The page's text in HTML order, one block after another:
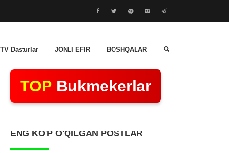
TV Dasturlar JONLI EFIR BOSHQALAR
TOP Bukmekerlar
ENG KO'P O'QILGAN POSTLAR